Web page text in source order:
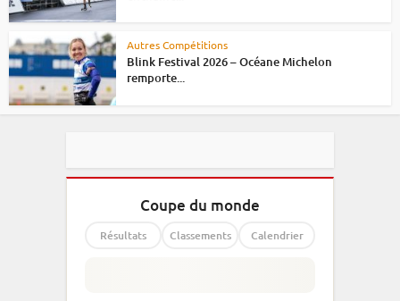
Autres Compétitions
Blink Festival 2026 – Océane Michelon
remporte...
Coupe du monde
Résultats Classements Calendrier